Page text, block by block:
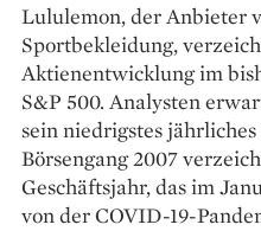
Lululemon, der Anbieter
Sportbekleidung,
Aktienentwicklung im
S&P 500. Analysten
sein niedrigstes
Börsengang 2007
Geschäftsjahr, das im
von der COVID-19-